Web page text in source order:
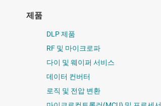
제품
DLP 제품
RF 및 마이크로파
다이 및 웨이퍼 서비스
데이터 컨버터
로직 및 전압 변환